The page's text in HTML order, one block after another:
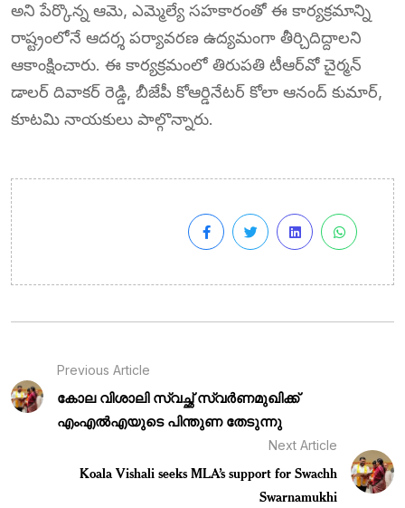
అని పేర్కొన్న ఆమె, ఎమ్మెల్యే సహకారంతో ఈ కార్యక్రమాన్ని
రాష్ట్రంలోనే ఆదర్శ పర్యావరణ ఉద్యమంగా తీర్చిదిద్దాలని
ఆకాంక్షించారు. ఈ కార్యక్రమంలో తిరుపతి టీఆర్‌వో చైర్మన్
డాలర్ దివాకర్ రెడ్డి, బీజేపీ కోఆర్డినేటర్ కోలా ఆనంద్ కుమార్,
కూటమి నాయకులు పాల్గొన్నారు.
Previous Article
കോല വിശാലി സ്വച്ഛ് സ്വർണമുഖിക്ക്
എംഎൽഎയുടെ പിന്തുണ തേടുന്നു
Next Article
Koala Vishali seeks MLA’s support for Swachh
Swarnamukhi